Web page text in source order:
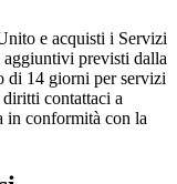
e acquisti i Servizi
previsti dalla
di 14 giorni per servizi
contattaci a
in conformità con la